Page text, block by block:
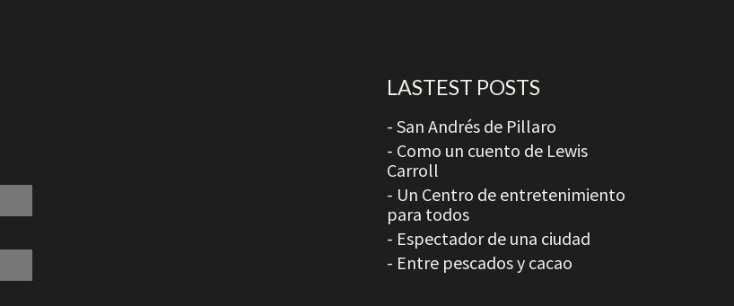
LASTEST POSTS
- San Andrés de Pillaro
- Como un cuento de Lewis
Carroll
- Un Centro de entretenimiento
para todos
- Espectador de una ciudad
- Entre pescados y cacao